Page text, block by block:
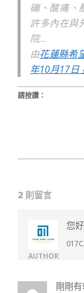
磞、酸痛、
許多內在與
院…
由花蓮縣希
年10月17日
請按讚：
06
2 則留言
AUTHOR
您
剛剛